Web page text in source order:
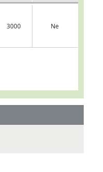
3000 Ne